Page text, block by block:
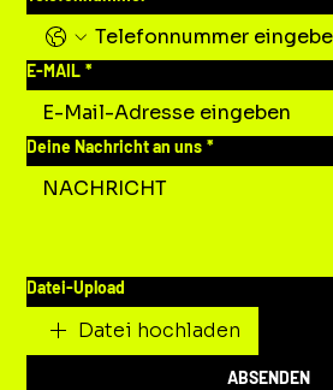
E-MAIL *
Deine Nachricht an uns *
Datei-Upload
Datei hochladen
ABSENDEN